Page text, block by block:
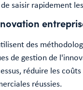
saisir rapidement
des
de gestion de
réduire les
réussies.